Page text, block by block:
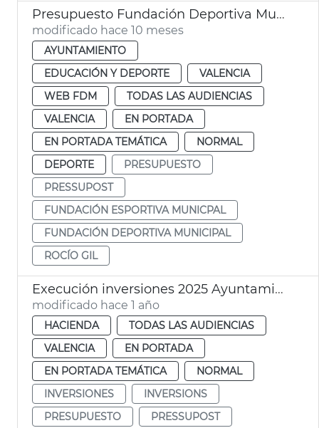
Presupuesto Fundación Deportiva Municipal 2026 València
modificado hace 10 meses
AYUNTAMIENTO
EDUCACIÓN Y DEPORTE
VALENCIA
WEB FDM
TODAS LAS AUDIENCIAS
VALENCIA
EN PORTADA
EN PORTADA TEMÁTICA
NORMAL
DEPORTE
PRESUPUESTO
PRESSUPOST
FUNDACIÓN ESPORTIVA MUNICPAL
FUNDACIÓN DEPORTIVA MUNICIPAL
ROCÍO GIL
Execución inversiones 2025 Ayuntamiento València
modificado hace 1 año
HACIENDA
TODAS LAS AUDIENCIAS
VALENCIA
EN PORTADA
EN PORTADA TEMÁTICA
NORMAL
INVERSIONES
INVERSIONS
PRESUPUESTO
PRESSUPOST